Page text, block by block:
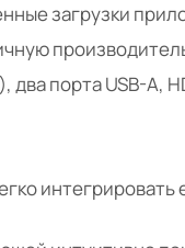
загрузки
порта USB-A,